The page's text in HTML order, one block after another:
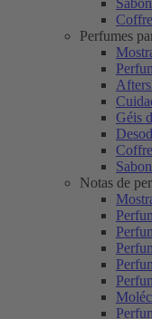
Perfumes
Géis
Notas de